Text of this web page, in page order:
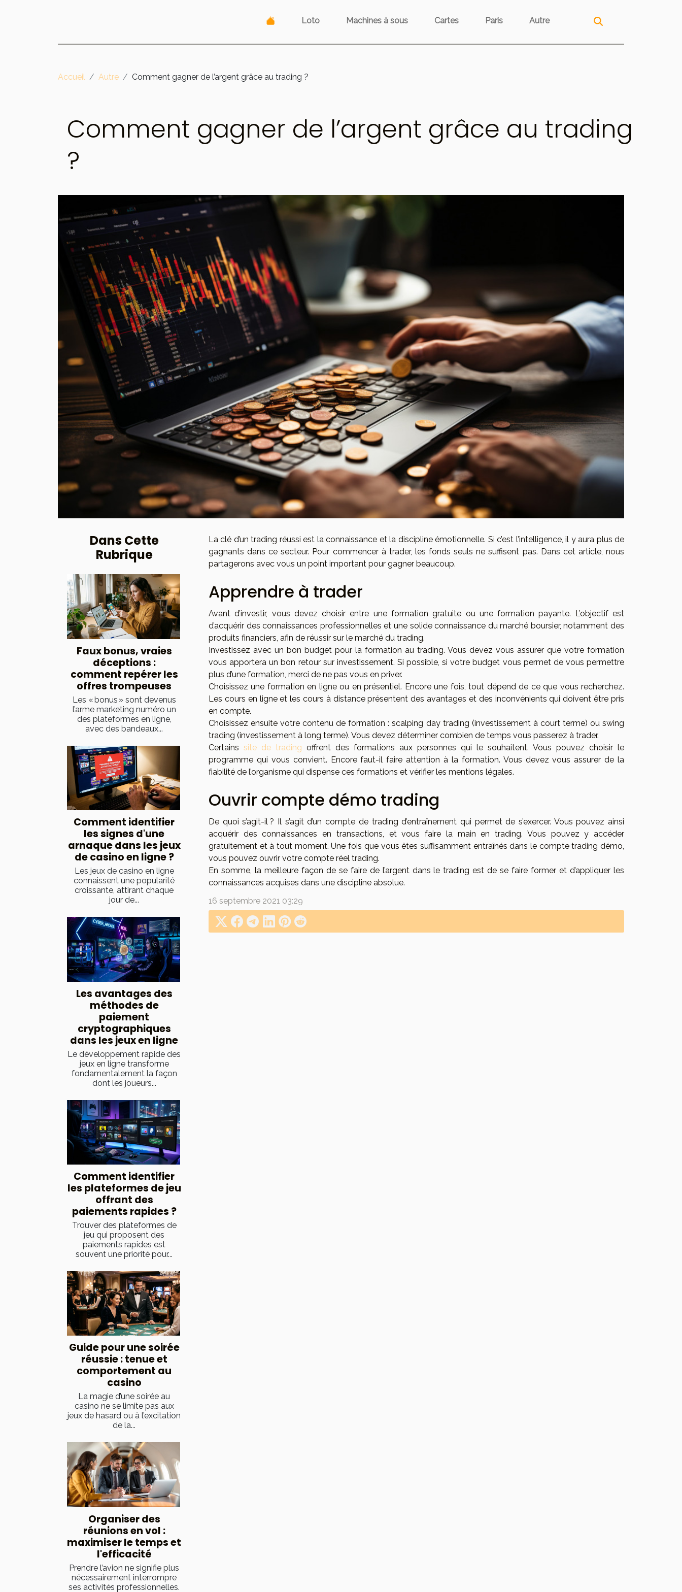
Loto Machines à sous Cartes Paris Autre
Accueil Autre Comment gagner de l’argent grâce au trading ?
Comment gagner de l’argent grâce au trading
?
Dans Cette
Rubrique
Faux bonus, vraies
déceptions :
comment repérer les
offres trompeuses
Les « bonus » sont devenus
l’arme marketing numéro un
des plateformes en ligne,
avec des bandeaux...
Comment identifier
les signes d'une
arnaque dans les jeux
de casino en ligne ?
Les jeux de casino en ligne
connaissent une popularité
croissante, attirant chaque
jour de...
Les avantages des
méthodes de
paiement
cryptographiques
dans les jeux en ligne
Le développement rapide des
jeux en ligne transforme
fondamentalement la façon
dont les joueurs...
Comment identifier
les plateformes de jeu
offrant des
paiements rapides ?
Trouver des plateformes de
jeu qui proposent des
paiements rapides est
souvent une priorité pour...
Guide pour une soirée
réussie : tenue et
comportement au
casino
La magie d’une soirée au
casino ne se limite pas aux
jeux de hasard ou à l’excitation
de la...
Organiser des
réunions en vol :
maximiser le temps et
l'efficacité
Prendre l’avion ne signifie plus
nécessairement interrompre
ses activités professionnelles.
La clé d’un trading réussi est la connaissance et la discipline émotionnelle. Si c’est l’intelligence, il y aura plus de
gagnants dans ce secteur. Pour commencer à trader, les fonds seuls ne suffisent pas. Dans cet article, nous
partagerons avec vous un point important pour gagner beaucoup.
Apprendre à trader
Avant d’investir, vous devez choisir entre une formation gratuite ou une formation payante. L’objectif est
d’acquérir des connaissances professionnelles et une solide connaissance du marché boursier, notamment des
produits financiers, afin de réussir sur le marché du trading.
Investissez avec un bon budget pour la formation au trading. Vous devez vous assurer que votre formation
vous apportera un bon retour sur investissement. Si possible, si votre budget vous permet de vous permettre
plus d’une formation, merci de ne pas vous en priver.
Choisissez une formation en ligne ou en présentiel. Encore une fois, tout dépend de ce que vous recherchez.
Les cours en ligne et les cours à distance présentent des avantages et des inconvénients qui doivent être pris
en compte.
Choisissez ensuite votre contenu de formation : scalping day trading (investissement à court terme) ou swing
trading (investissement à long terme). Vous devez déterminer combien de temps vous passerez à trader.
Certains site de trading offrent des formations aux personnes qui le souhaitent. Vous pouvez choisir le
programme qui vous convient. Encore faut-il faire attention à la formation. Vous devez vous assurer de la
fiabilité de l’organisme qui dispense ces formations et vérifier les mentions légales.
Ouvrir compte démo trading
De quoi s’agit-il ? Il s’agit d’un compte de trading d’entraînement qui permet de s’exercer. Vous pouvez ainsi
acquérir des connaissances en transactions, et vous faire la main en trading. Vous pouvez y accéder
gratuitement et à tout moment. Une fois que vous êtes suffisamment entraînés dans le compte trading démo,
vous pouvez ouvrir votre compte réel trading.
En somme, la meilleure façon de se faire de l’argent dans le trading est de se faire former et d’appliquer les
connaissances acquises dans une discipline absolue.
16 septembre 2021 03:29